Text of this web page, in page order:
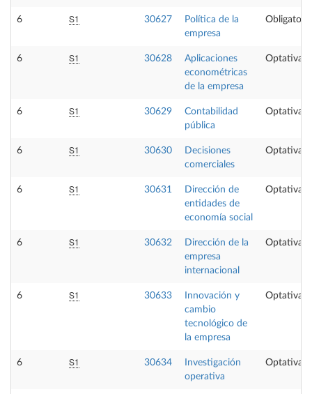
6 S1 30627
Política de la
empresa
Obligatoria
6 S1 30628
Aplicaciones
econométricas
de la empresa
Optativa
6 S1 30629
Contabilidad
pública
Optativa
6 S1 30630
Decisiones
comerciales
Optativa
6 S1 30631
Dirección de
entidades de
economía social
Optativa
6 S1 30632
Dirección de la
empresa
internacional
Optativa
6 S1 30633
Innovación y
cambio
tecnológico de
la empresa
Optativa
6 S1 30634
Investigación
operativa
Optativa